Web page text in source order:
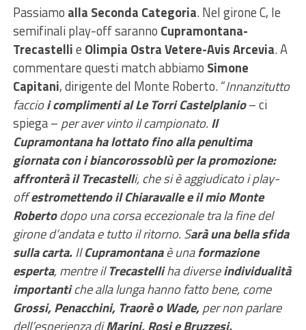
Passiamo alla Seconda Categoria. Nel girone C, le
semifinali play-off saranno Cupramontana-
Trecastellie Olimpia Ostra Vetere-Avis Arcevia. A
commentare questi match abbiamo Simone
Capitani, dirigente del Monte Roberto. “Innanzitutto
faccioi complimenti al Le Torri Castelplanio– ci
spiega – per aver vinto il campionato. Il
Cupramontana ha lottato fino alla penultima
giornata con i biancorossoblù per la promozione:
affronterà il Trecastelli, che si è aggiudicato i play-
offestromettendo il Chiaravalle e il mio Monte
Robertodopo una corsa eccezionale tra la fine del
girone d’andata e tutto il ritorno. Sarà una bella sfida
sulla carta.IlCupramontanaè unaformazione
esperta, mentre ilTrecastelliha diverseindividualità
importantiche alla lunga hanno fatto bene, come
Grossi, Penacchini, Traorè o Wade,per non parlare
dell’esperienza diMarini, Rosi e Bruzzesi.